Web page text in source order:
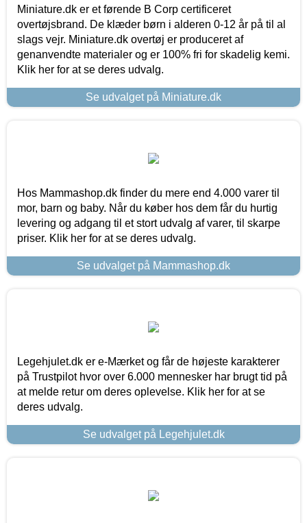
Miniature.dk er et førende B Corp certificeret
overtøjsbrand. De klæder børn i alderen 0-12 år på til al
slags vejr. Miniature.dk overtøj er produceret af
genanvendte materialer og er 100% fri for skadelig kemi.
Klik her for at se deres udvalg.
Se udvalget på Miniature.dk
Hos Mammashop.dk finder du mere end 4.000 varer til
mor, barn og baby. Når du køber hos dem får du hurtig
levering og adgang til et stort udvalg af varer, til skarpe
priser. Klik her for at se deres udvalg.
Se udvalget på Mammashop.dk
Legehjulet.dk er e-Mærket og får de højeste karakterer
på Trustpilot hvor over 6.000 mennesker har brugt tid på
at melde retur om deres oplevelse. Klik her for at se
deres udvalg.
Se udvalget på Legehjulet.dk